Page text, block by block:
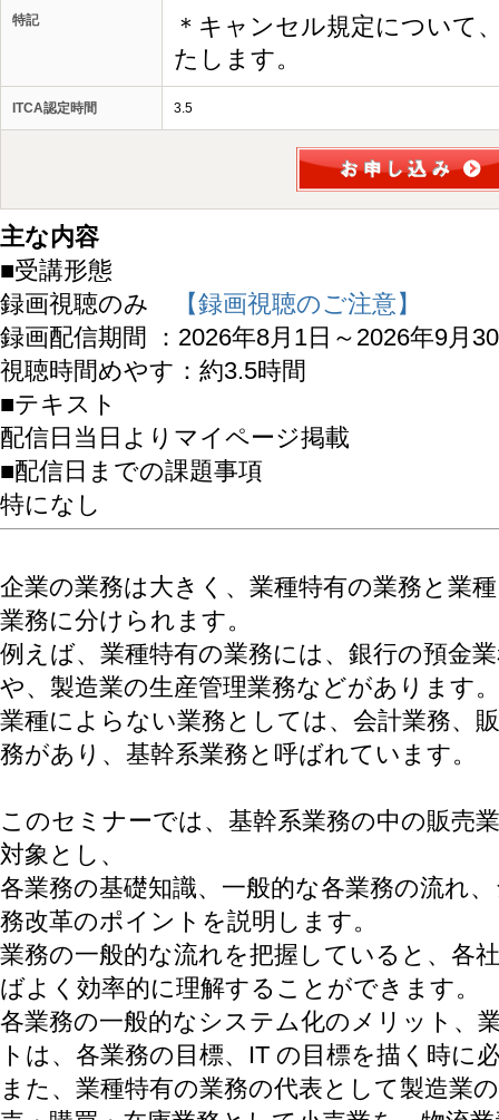
特記
＊キャンセル規定について
たします。
ITCA認定時間 3.5
主な内容
■受講形態
録画視聴のみ
【録画視聴のご注意】
録画配信期間 ：2026年8月1日～2026年9月
視聴時間めやす：約3.5時間
■テキスト
配信日当日よりマイページ掲載
■配信日までの課題事項
特になし
企業の業務は大きく、業種特有の業務と業
業務に分けられます。
例えば、業種特有の業務には、銀行の預金
や、製造業の生産管理業務などがあります。
業種によらない業務としては、会計業務、
務があり、基幹系業務と呼ばれています。
このセミナーでは、基幹系業務の中の販売
対象とし、
各業務の基礎知識、一般的な各業務の流れ
務改革のポイントを説明します。
業務の一般的な流れを把握していると、各
ばよく効率的に理解することができます。
各業務の一般的なシステム化のメリット、
トは、各業務の目標、IT の目標を描く時に
また、業種特有の業務の代表として製造業